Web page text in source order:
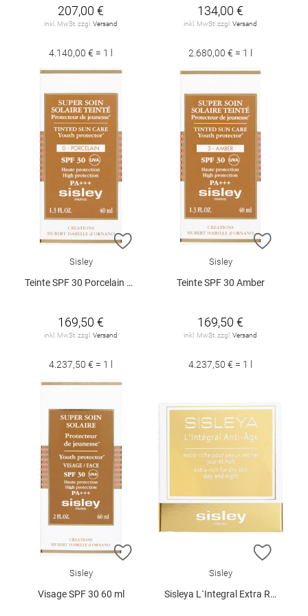
207,00 €
inkl. MwSt. zzgl. Versand
4.140,00 € = 1 l
134,00 €
inkl. MwSt. zzgl. Versand
2.680,00 € = 1 l
ZUR WUNSCHLISTE HINZUFÜGEN
Sisley
Teinte SPF 30 Porcelain 40 ml
169,50 €
inkl. MwSt. zzgl. Versand
4.237,50 € = 1 l
ZUR
Sisley
Teinte SPF 30 Amber
169,50 €
inkl. MwSt. zzgl. Versand
4.237,50 € = 1 l
ZUR WUNSCHLISTE HINZUFÜGEN
Sisley
Visage SPF 30 60 ml
ZUR
Sisley
Sisleya L`Integral Extra Rich 50 ml